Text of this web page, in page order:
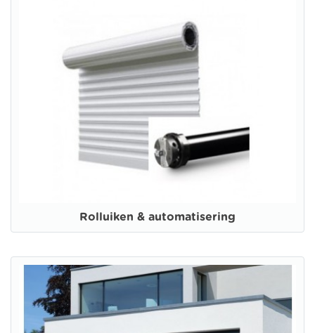
Rolluiken & automatisering